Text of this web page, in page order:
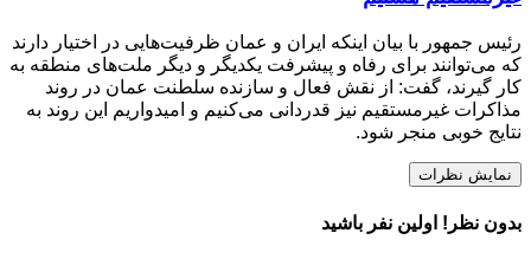
رئیس جمهور با بیان اینکه ایران و عمان ظرفیت‌هایی در اختیار دارند
که می‌توانند برای رفاه و پیشرفت یکدیگر و دیگر ملت‌های منطقه به
کار گیرند، گفت: از نقش فعال و سازنده سلطنت عمان در روند
مذاکرات غیرمستقیم نیز قدردانی می‌کنیم و امیدواریم این روند به
نتایج خوبی منجر شود.
نمایش نظرات
بدون نظر! اولین نفر باشید